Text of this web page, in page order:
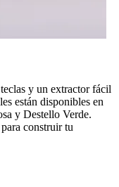
y un extractor fácil
están disponibles en
y Destello Verde.
construir tu